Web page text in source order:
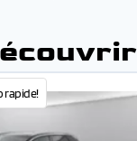
rapide!